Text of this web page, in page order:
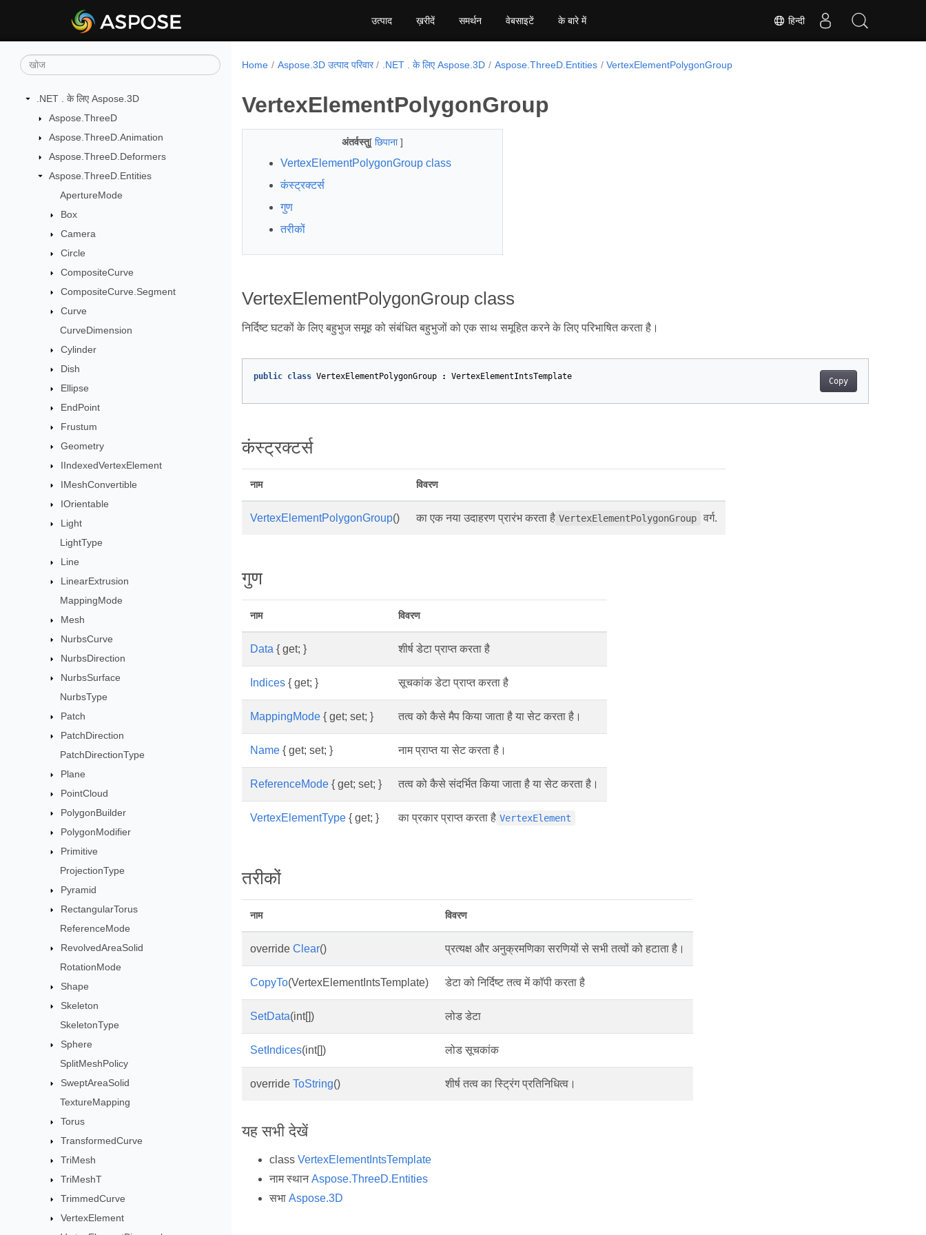
हिन्दी
उत्पाद ख़रीदें समर्थन वेबसाइटें के बारे में
.NET . के लिए Aspose.3D
Aspose.ThreeD
Aspose.ThreeD.Animation
Aspose.ThreeD.Deformers
Aspose.ThreeD.Entities
ApertureMode
Box
Camera
Circle
CompositeCurve
CompositeCurve.Segment
Curve
CurveDimension
Cylinder
Dish
Ellipse
EndPoint
Frustum
Geometry
IIndexedVertexElement
IMeshConvertible
IOrientable
Light
LightType
Line
LinearExtrusion
MappingMode
Mesh
NurbsCurve
NurbsDirection
NurbsSurface
NurbsType
Patch
PatchDirection
PatchDirectionType
Plane
PointCloud
PolygonBuilder
PolygonModifier
Primitive
ProjectionType
Pyramid
RectangularTorus
ReferenceMode
RevolvedAreaSolid
RotationMode
Shape
Skeleton
SkeletonType
Sphere
SplitMeshPolicy
SweptAreaSolid
TextureMapping
Torus
TransformedCurve
TriMesh
TriMeshT
TrimmedCurve
VertexElement
Home Aspose.3D उत्पाद परिवार .NET . के लिए Aspose.3D Aspose.ThreeD.Entities VertexElementPolygonGroup
VertexElementPolygonGroup
अंतर्वस्तु[छिपाना]
VertexElementPolygonGroup class
कंस्ट्रक्टर्स
गुण
तरीकों
VertexElementPolygonGroup class
निर्दिष्ट घटकों के लिए बहुभुज समूह को संबंधित बहुभुजों को एक साथ समूहित करने के लिए परिभाषित करता है।
Copy
public class VertexElementPolygonGroup : VertexElementIntsTemplate
कंस्ट्रक्टर्स
नाम विवरण
VertexElementPolygonGroup() का एक नया उदाहरण प्रारंभ करता है VertexElementPolygonGroup वर्ग.
गुण
नाम विवरण
Data { get; } शीर्ष डेटा प्राप्त करता है
Indices { get; } सूचकांक डेटा प्राप्त करता है
MappingMode { get; set; } तत्व को कैसे मैप किया जाता है या सेट करता है।
Name { get; set; } नाम प्राप्त या सेट करता है।
ReferenceMode { get; set; } तत्व को कैसे संदर्भित किया जाता है या सेट करता है।
VertexElementType { get; } का प्रकार प्राप्त करता है VertexElement
तरीकों
नाम विवरण
override Clear() प्रत्यक्ष और अनुक्रमणिका सरणियों से सभी तत्वों को हटाता है।
CopyTo(VertexElementIntsTemplate) डेटा को निर्दिष्ट तत्व में कॉपी करता है
SetData(int[]) लोड डेटा
SetIndices(int[]) लोड सूचकांक
override ToString() शीर्ष तत्व का स्ट्रिंग प्रतिनिधित्व।
यह सभी देखें
class VertexElementIntsTemplate
नाम स्थानAspose.ThreeD.Entities
सभा Aspose.3D